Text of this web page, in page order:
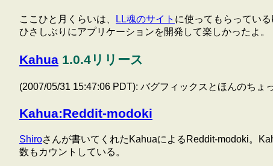
ここひと月くらいは、 LL魂のサイト に使ってもらってい
ひさしぶりにアプリケーションを開発して楽しかったよ。
Kahua 1.0.4リリース
(2007/05/31 15:47:06 PDT): バグフィックスとほんのちょ
Kahua:Reddit-modoki
Shiroさんが書いてくれたKahuaによるReddit-modoki。
数もカウントしている。